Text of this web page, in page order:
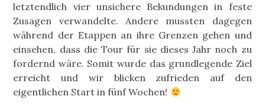
letztendlich vier unsichere Bekundungen in feste
Zusagen verwandelte. Andere mussten dagegen
während der Etappen an ihre Grenzen gehen und
einsehen, dass die Tour für sie dieses Jahr noch zu
fordernd wäre. Somit wurde das grundlegende Ziel
erreicht und wir blicken zufrieden auf den
eigentlichen Start in fünf Wochen!